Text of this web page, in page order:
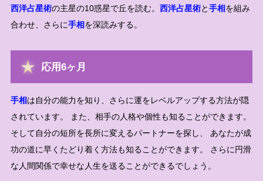
西洋占星術の主星の10惑星で丘を読む。 西洋占星術と手相を組み
合わせ、さらに手相を深読みする。
応用6ヶ月
手相は自分の能力を知り、さらに運をレベルアップする方法が隠
されています。 また、相手の人格や個性も知ることができます。
そして自分の短所を長所に変えるパートナーを探し、 あなたが成
功の道に早くたどり着く方法も知ることができます。 さらに円滑
な人間関係で幸せな人生を送ることができるでしょう。